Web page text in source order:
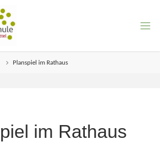
Planspiel im Rathaus
im Rathaus